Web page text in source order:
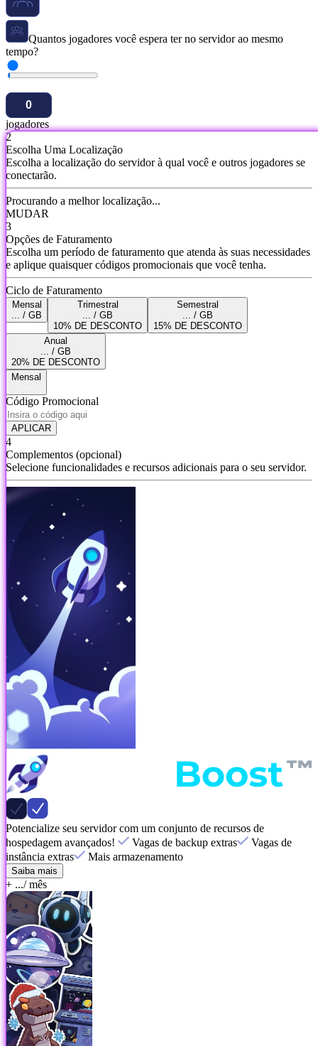
Quantos jogadores você espera ter no servidor ao mesmo
tempo?
jogadores
2
Escolha Uma Localização
Escolha a localização do servidor à qual você e outros jogadores se
conectarão.
Procurando a melhor localização...
MUDAR
3
Opções de Faturamento
Escolha um período de faturamento que atenda às suas necessidades
e aplique quaisquer códigos promocionais que você tenha.
Ciclo de Faturamento
Mensal
... / GB
Trimestral
... / GB
10% DE DESCONTO
Semestral
... / GB
15% DE DESCONTO
Anual
... / GB
20% DE DESCONTO
Mensal
Código Promocional
APLICAR
4
Complementos (opcional)
Selecione funcionalidades e recursos adicionais para o seu servidor.
Potencialize seu servidor com um conjunto de recursos de
hospedagem avançados!
Vagas de backup extras
Vagas de
instância extras
Mais armazenamento
Saiba mais
+ .../ mês